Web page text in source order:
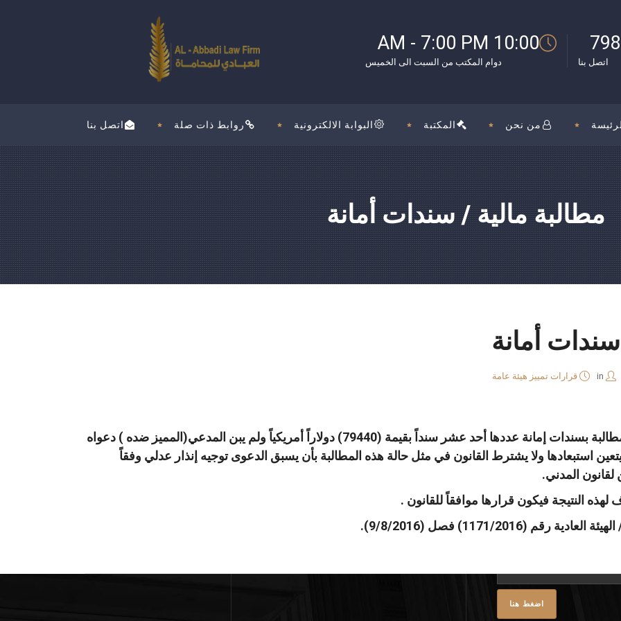
10:00 AM - 7:00 PM
دوام المكتب من السبت الى الخميس اتصل بنا
اتصل بنا روابط ذات صلة البوابة الالكترونية المكتبة من نحن
مطالبة مالية / سندات أمانة
أمانة
in قرارات تمييز هيئة عامة
حيث إن موضوع الدعوى هو المطالبة بسندات إمانة عددها أحد عشر سنداً بقيمة (79440) دولاراً أمريكياً ولم يبن المدعي(المميز ضده ) دعواه
يتعين استبعادها ولا يشترط القانون في مثل حالة هذه المطالبة بأن يسبق الدعوى توجيه إنذار عدلي وفقاً
النتيجة فيكون قرارها موافقاً للقانون .
(1171/2016) فصل (9/8/2016).
واتساب
فيسبوك
لينكد
إن